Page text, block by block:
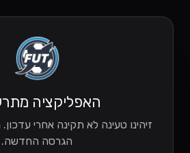
האפליקציה
זיהינו טעינה לא תקינה אחרי
הגרסה החדשה.